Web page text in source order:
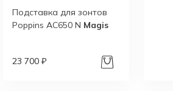
Подставка для зонтов
Poppins AC650 N Magis
23 700 ₽